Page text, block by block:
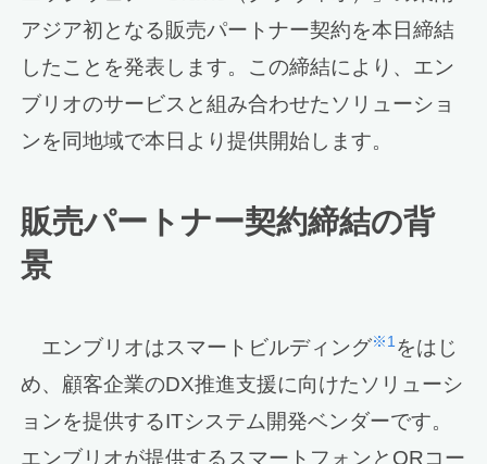
アジア初となる販売パートナー契約を本日締結
したことを発表します。この締結により、エン
ブリオのサービスと組み合わせたソリューショ
ンを同地域で本日より提供開始します。
販売パートナー契約締結の背
景
エンブリオはスマートビルディング※1をはじ
め、顧客企業のDX推進支援に向けたソリューシ
ョンを提供するITシステム開発ベンダーです。
エンブリオが提供するスマートフォンとQRコー